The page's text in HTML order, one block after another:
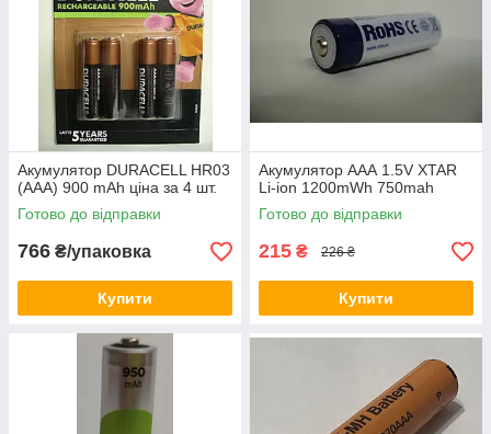
Акумулятор DURACELL HR03
(AAA) 900 mAh ціна за 4 шт.
Готово до відправки
766 ₴/упаковка
Купити
Акумулятор ААА 1.5V XTAR
Li-ion 1200mWh 750mah
Готово до відправки
215 ₴ 226 ₴
Купити